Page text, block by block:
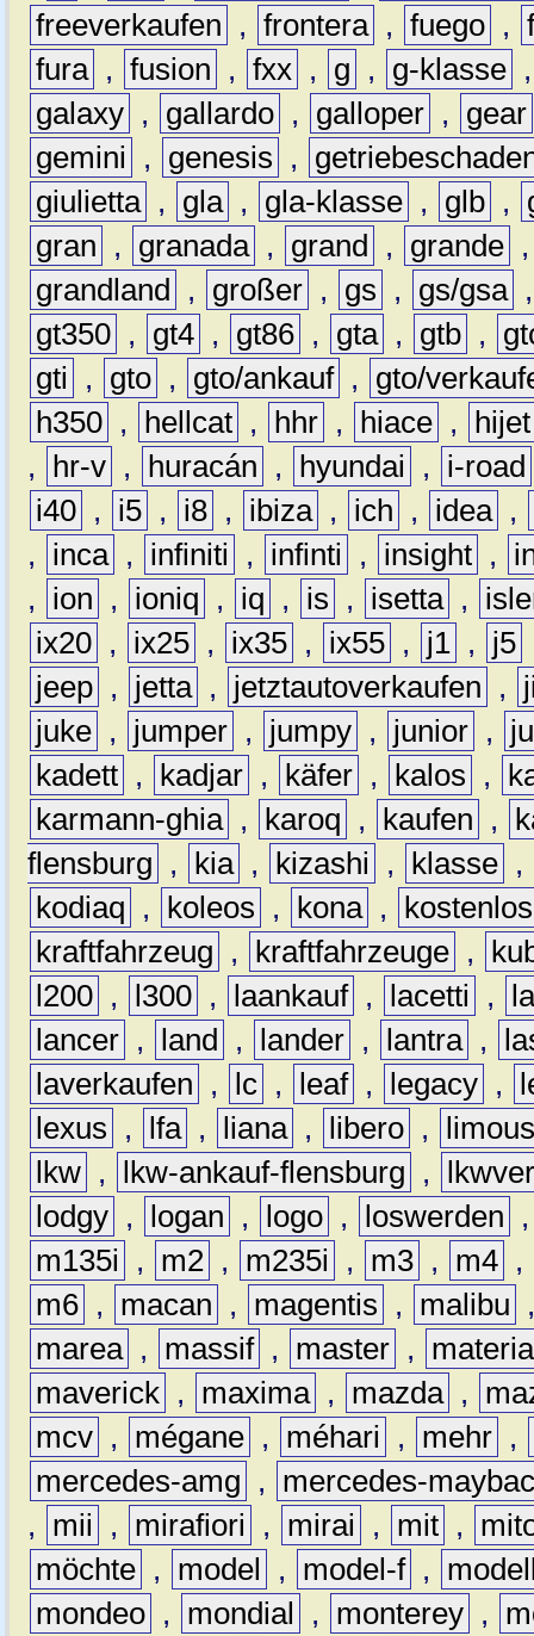
freeverkaufen
, frontera , fuego ,
fura , fusion , fxx , g , g-klasse
galaxy , gallardo , galloper ,
gear
gemini
, genesis ,
giulietta , gla , gla-klasse , glb ,
gran
, granada , grand , grande
grandland
, großer , gs , gs/gsa
gt350 , gt4 , gt86 , gta , gtb ,
gti
, gto , gto/ankauf ,
gto/
h350 , hellcat , hhr , hiace ,
hijet
,
hr-v , huracán , hyundai ,
i-road
i40 , i5 , i8 , ibiza , ich , idea ,
,
inca , infiniti , infinti , insight ,
,
ion , ioniq , iq , is , isetta ,
ix20 , ix25 , ix35 , ix55 , j1 , j5
jeep , jetta , jetztautoverkaufen ,
juke , jumper , jumpy , junior ,
kadett , kadjar , käfer , kalos ,
karmann-ghia , karoq , kaufen ,
flensburg
, kia , kizashi , klasse ,
kodiaq
, koleos , kona ,
kostenlos
kraftfahrzeug
, kraftfahrzeuge ,
l200 , l300 , laankauf , lacetti ,
lancer , land , lander , lantra ,
laverkaufen
, lc , leaf , legacy ,
lexus
, lfa , liana , libero ,
lkw , lkw-ankauf-flensburg ,
lodgy , logan , logo , loswerden
m135i
, m2 , m235i , m3 , m4 ,
m6 , macan , magentis , malibu
marea , massif , master ,
materia
maverick , maxima , mazda ,
mcv , mégane , méhari , mehr ,
mercedes-amg
,
mercedes-
,
mii , mirafiori , mirai , mit ,
möchte , model , model-f ,
mondeo , mondial , monterey ,